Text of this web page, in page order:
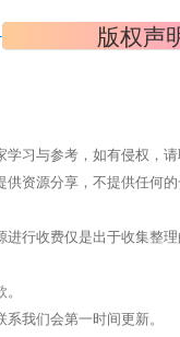
版权声
习与参考，如有侵权，
资源分享，不提供任何
行收费仅是出于收集整
我们会第一时间更新。